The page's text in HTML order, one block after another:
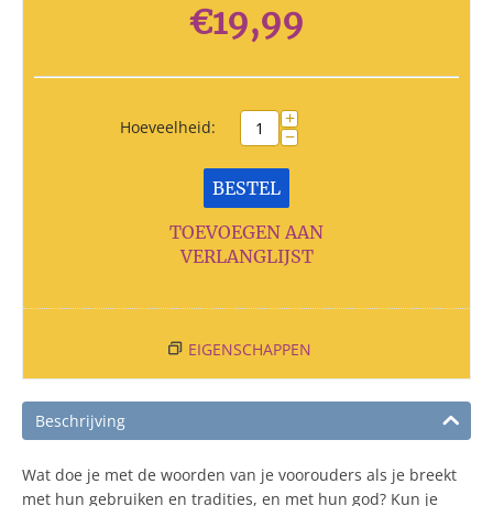
€19,99
Hoeveelheid: +
−
BESTEL
TOEVOEGEN AAN
VERLANGLIJST
EIGENSCHAPPEN
Beschrijving
Wat doe je met de woorden van je voorouders als je breekt
met hun gebruiken en tradities, en met hun god? Kun je